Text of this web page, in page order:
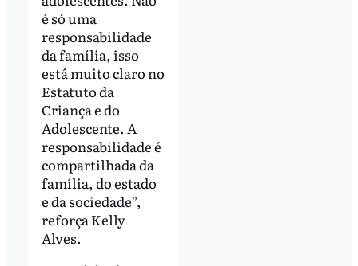
é só uma
responsabilidade
da família, isso
está muito claro no
Estatuto da
Criança e do
Adolescente. A
responsabilidade é
compartilhada da
família, do estado
e da sociedade”,
reforça Kelly
Alves.